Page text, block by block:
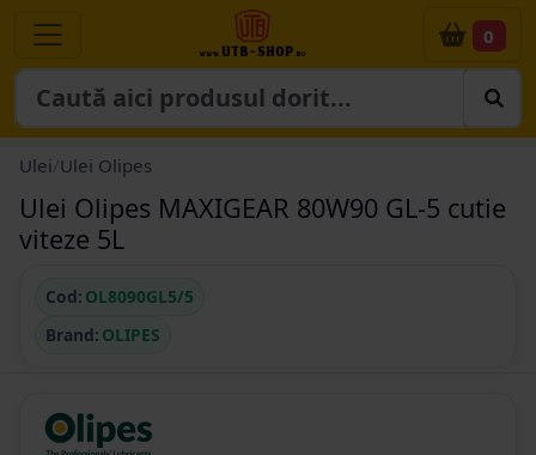
0
Ulei Ulei Olipes
Ulei Olipes MAXIGEAR 80W90 GL-5 cutie
viteze 5L
Cod: OL8090GL5/5
Brand: OLIPES